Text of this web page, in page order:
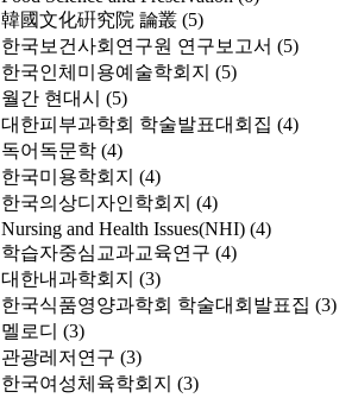
韓國文化硏究院 論叢 (5)
한국보건사회연구원 연구보고서 (5)
한국인체미용예술학회지 (5)
월간 현대시 (5)
대한피부과학회 학술발표대회집 (4)
독어독문학 (4)
한국미용학회지 (4)
한국의상디자인학회지 (4)
Nursing and Health Issues(NHI) (4)
학습자중심교과교육연구 (4)
대한내과학회지 (3)
한국식품영양과학회 학술대회발표집 (3)
멜로디 (3)
관광레저연구 (3)
한국여성체육학회지 (3)